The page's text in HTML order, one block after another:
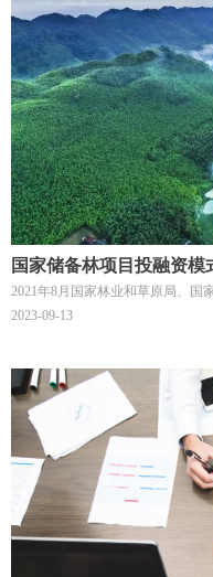
国家储备林项目投融资模
2021年8月国家林业和草原局、国
原保护发展规划纲要》提出了“十
2023-09-13